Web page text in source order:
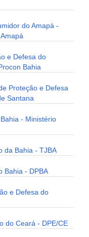
do Amapá -
e Defesa do
Bahia
Proteção e Defesa
Santana
- Ministério
da Bahia - TJBA
Bahia - DPBA
e Defesa do
do Ceará - DPE/CE